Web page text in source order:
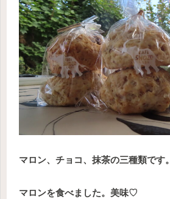
マロン、チョコ、抹茶の三種類です。
マロンを食べました。美味♡